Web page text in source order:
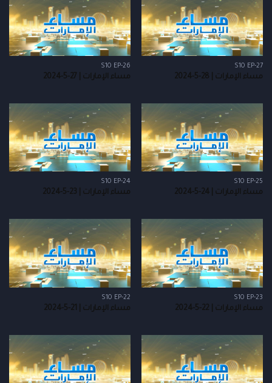
S10 EP-27
مساء الإمارات | 28-5-2024
S10 EP-26
مساء الإمارات | 27-5-2024
S10 EP-25
مساء الإمارات | 24-5-2024
S10 EP-24
مساء الإمارات | 23-5-2024
S10 EP-23
مساء الإمارات | 22-5-2024
S10 EP-22
مساء الإمارات | 21-5-2024